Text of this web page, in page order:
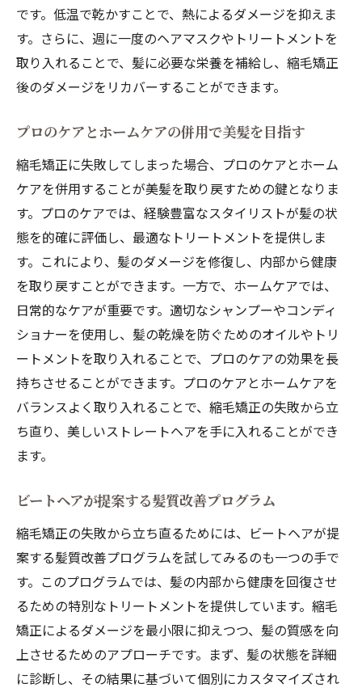
です。低温で乾かすことで、熱によるダメージを抑えま
す。さらに、週に一度のヘアマスクやトリートメントを
取り入れることで、髪に必要な栄養を補給し、縮毛矯正
後のダメージをリカバーすることができます。
プロのケアとホームケアの併用で美髪を目指す
縮毛矯正に失敗してしまった場合、プロのケアとホーム
ケアを併用することが美髪を取り戻すための鍵となりま
す。プロのケアでは、経験豊富なスタイリストが髪の状
態を的確に評価し、最適なトリートメントを提供しま
す。これにより、髪のダメージを修復し、内部から健康
を取り戻すことができます。一方で、ホームケアでは、
日常的なケアが重要です。適切なシャンプーやコンディ
ショナーを使用し、髪の乾燥を防ぐためのオイルやトリ
ートメントを取り入れることで、プロのケアの効果を長
持ちさせることができます。プロのケアとホームケアを
バランスよく取り入れることで、縮毛矯正の失敗から立
ち直り、美しいストレートヘアを手に入れることができ
ます。
ビートヘアが提案する髪質改善プログラム
縮毛矯正の失敗から立ち直るためには、ビートヘアが提
案する髪質改善プログラムを試してみるのも一つの手で
す。このプログラムでは、髪の内部から健康を回復させ
るための特別なトリートメントを提供しています。縮毛
矯正によるダメージを最小限に抑えつつ、髪の質感を向
上させるためのアプローチです。まず、髪の状態を詳細
に診断し、その結果に基づいて個別にカスタマイズされ